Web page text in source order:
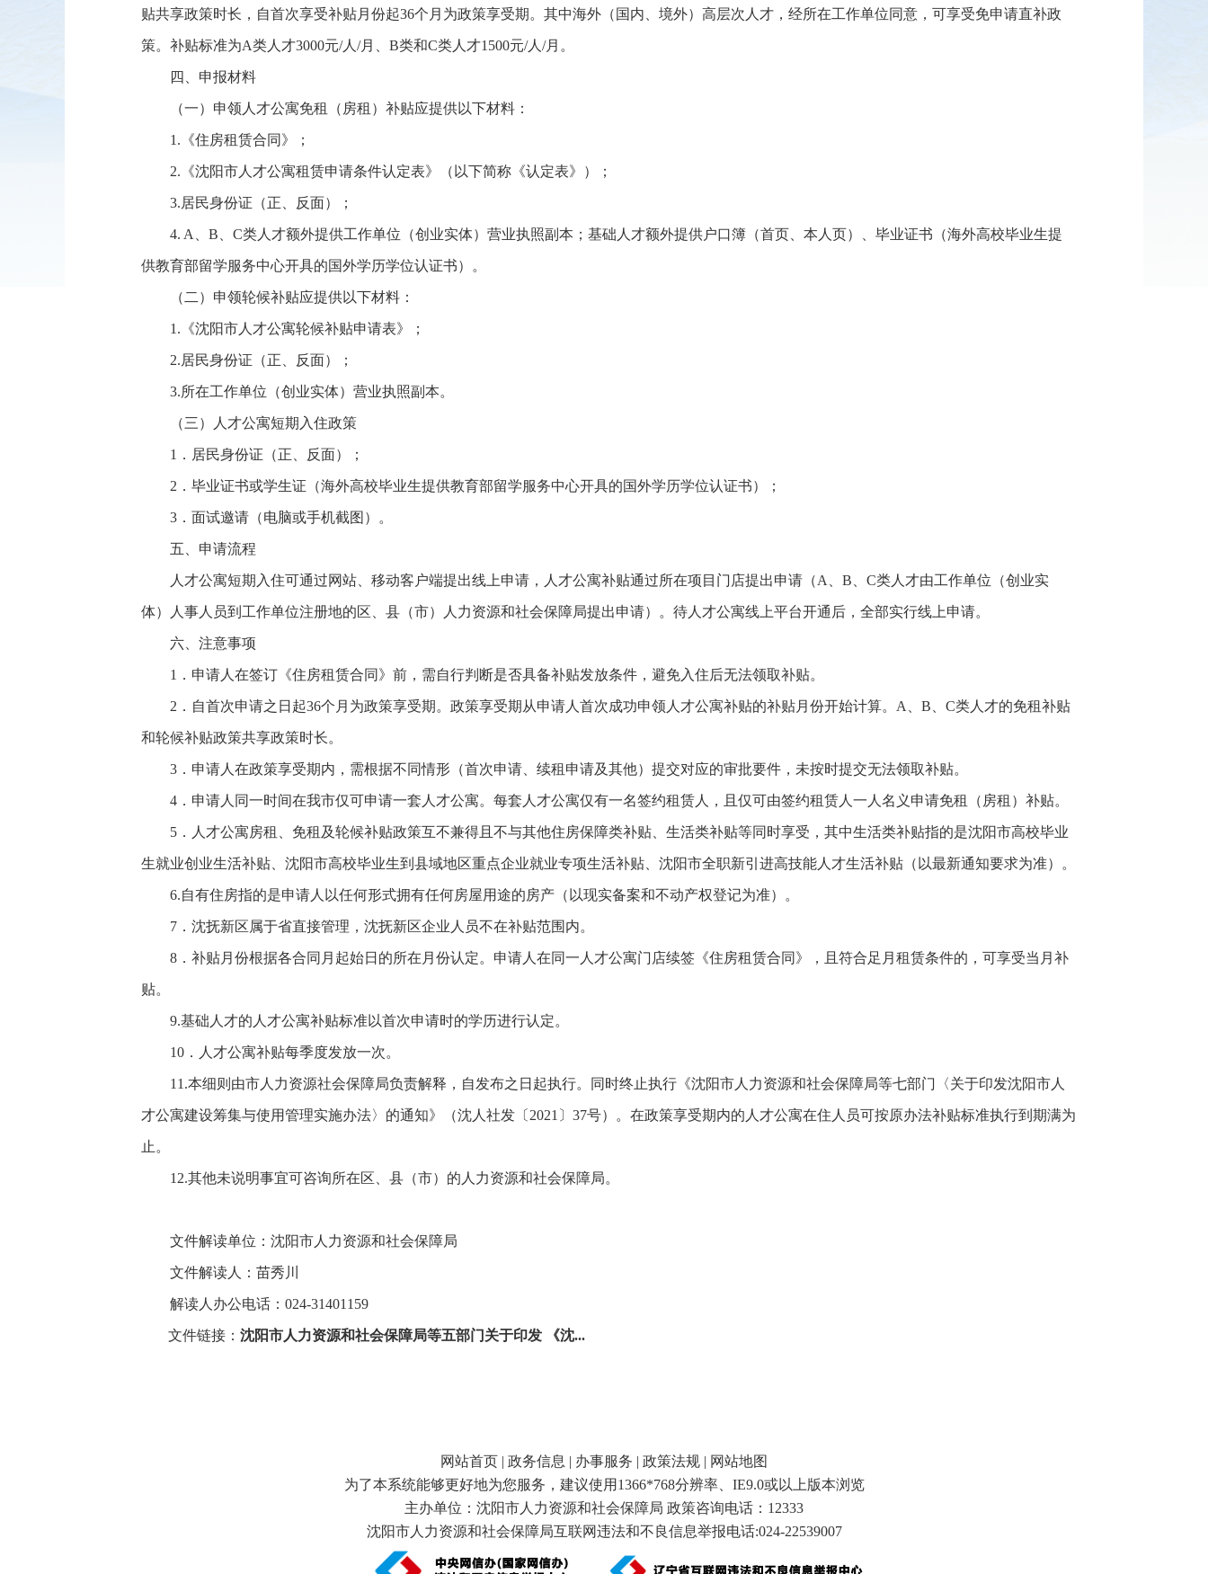
贴共享政策时长，自首次享受补贴月份起36个月为政策享受期。其中海外（国内、境外）高层次人才，经所在工作单位同意，可享受免申请直补政
策。补贴标准为A类人才3000元/人/月、B类和C类人才1500元/人/月。
四、申报材料
（一）申领人才公寓免租（房租）补贴应提供以下材料：
1.《住房租赁合同》；
2.《沈阳市人才公寓租赁申请条件认定表》（以下简称《认定表》）；
3.居民身份证（正、反面）；
4. A、B、C类人才额外提供工作单位（创业实体）营业执照副本；基础人才额外提供户口簿（首页、本人页）、毕业证书（海外高校毕业生提
供教育部留学服务中心开具的国外学历学位认证书）。
（二）申领轮候补贴应提供以下材料：
1.《沈阳市人才公寓轮候补贴申请表》；
2.居民身份证（正、反面）；
3.所在工作单位（创业实体）营业执照副本。
（三）人才公寓短期入住政策
1．居民身份证（正、反面）；
2．毕业证书或学生证（海外高校毕业生提供教育部留学服务中心开具的国外学历学位认证书）；
3．面试邀请（电脑或手机截图）。
五、申请流程
人才公寓短期入住可通过网站、移动客户端提出线上申请，人才公寓补贴通过所在项目门店提出申请（A、B、C类人才由工作单位（创业实
体）人事人员到工作单位注册地的区、县（市）人力资源和社会保障局提出申请）。待人才公寓线上平台开通后，全部实行线上申请。
六、注意事项
1．申请人在签订《住房租赁合同》前，需自行判断是否具备补贴发放条件，避免入住后无法领取补贴。
2．自首次申请之日起36个月为政策享受期。政策享受期从申请人首次成功申领人才公寓补贴的补贴月份开始计算。A、B、C类人才的免租补贴
和轮候补贴政策共享政策时长。
3．申请人在政策享受期内，需根据不同情形（首次申请、续租申请及其他）提交对应的审批要件，未按时提交无法领取补贴。
4．申请人同一时间在我市仅可申请一套人才公寓。每套人才公寓仅有一名签约租赁人，且仅可由签约租赁人一人名义申请免租（房租）补贴。
5．人才公寓房租、免租及轮候补贴政策互不兼得且不与其他住房保障类补贴、生活类补贴等同时享受，其中生活类补贴指的是沈阳市高校毕业
生就业创业生活补贴、沈阳市高校毕业生到县域地区重点企业就业专项生活补贴、沈阳市全职新引进高技能人才生活补贴（以最新通知要求为准）。
6.自有住房指的是申请人以任何形式拥有任何房屋用途的房产（以现实备案和不动产权登记为准）。
7．沈抚新区属于省直接管理，沈抚新区企业人员不在补贴范围内。
8．补贴月份根据各合同月起始日的所在月份认定。申请人在同一人才公寓门店续签《住房租赁合同》，且符合足月租赁条件的，可享受当月补
贴。
9.基础人才的人才公寓补贴标准以首次申请时的学历进行认定。
10．人才公寓补贴每季度发放一次。
11.本细则由市人力资源社会保障局负责解释，自发布之日起执行。同时终止执行《沈阳市人力资源和社会保障局等七部门〈关于印发沈阳市人
才公寓建设筹集与使用管理实施办法〉的通知》（沈人社发〔2021〕37号）。在政策享受期内的人才公寓在住人员可按原办法补贴标准执行到期满为
止。
12.其他未说明事宜可咨询所在区、县（市）的人力资源和社会保障局。
文件解读单位：沈阳市人力资源和社会保障局
文件解读人：苗秀川
解读人办公电话：024-31401159
文件链接： 沈阳市人力资源和社会保障局等五部门关于印发 《沈...
网站首页 | 政务信息 | 办事服务 | 政策法规 | 网站地图
为了本系统能够更好地为您服务，建议使用1366*768分辨率、IE9.0或以上版本浏览
主办单位：沈阳市人力资源和社会保障局 政策咨询电话：12333
沈阳市人力资源和社会保障局互联网违法和不良信息举报电话:024-22539007